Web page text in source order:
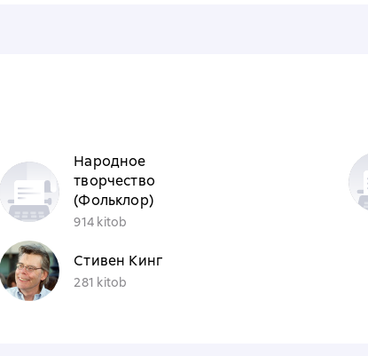
Народное
творчество
(Фольклор)
914 kitob
Стивен Кинг
281 kitob